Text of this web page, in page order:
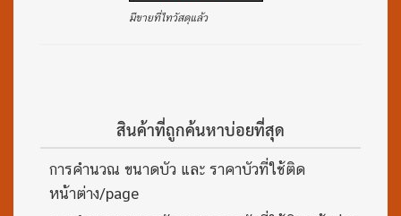
มีขายที่ไทวัสดุแล้ว
สินค้าที่ถูกค้นหาบ่อยที่สุด
การคำนวณ ขนาดบัว และ ราคาบัวที่ใช้ติด
หน้าต่าง/page